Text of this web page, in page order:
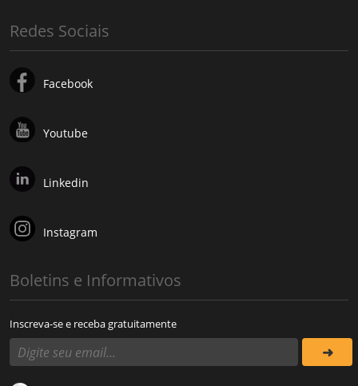
Redes Sociais
Facebook
Youtube
Linkedin
Instagram
Boletins e Informativos
Inscreva-se e receba gratuitamente